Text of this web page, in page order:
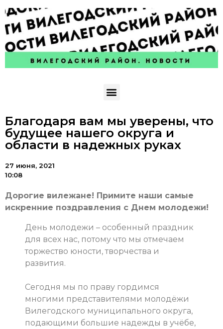
Благодаря вам мы уверены, что
будущее нашего округа и
области в надежных руках
27 июня, 2021
10:08
Дорогие вилежане! Примите наши самые
искренние поздравления с Днем молодежи!
День молодежи – особенный праздник
для всех нас, потому что мы отмечаем
торжество юности, творчества и
развития.
Сегодня мы по праву гордимся
многими представителями молодёжи
Вилегодского муниципального округа,
подающими большие надежды в учёбе,